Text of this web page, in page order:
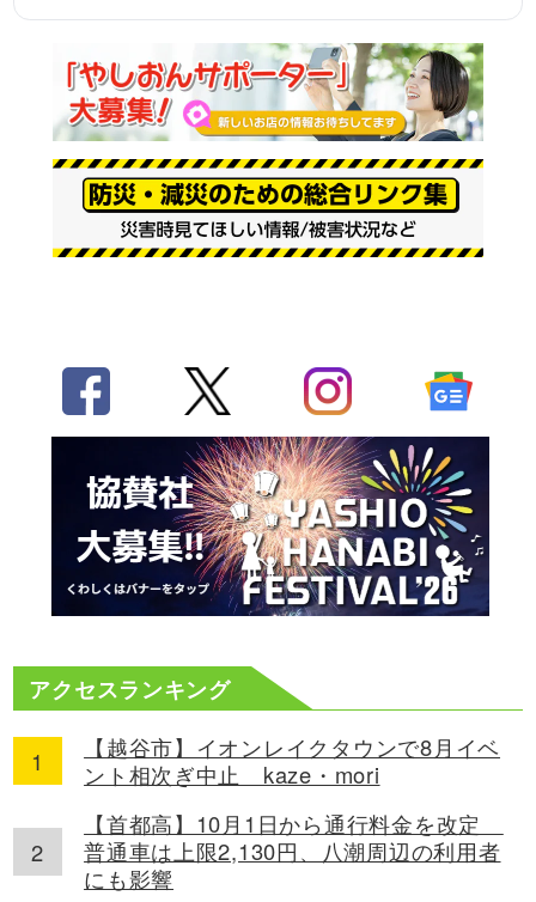
アクセスランキング
【越谷市】イオンレイクタウンで8月イベ
ント相次ぎ中止 kaze・mori
【首都高】10月1日から通行料金を改定
普通車は上限2,130円、八潮周辺の利用者
にも影響